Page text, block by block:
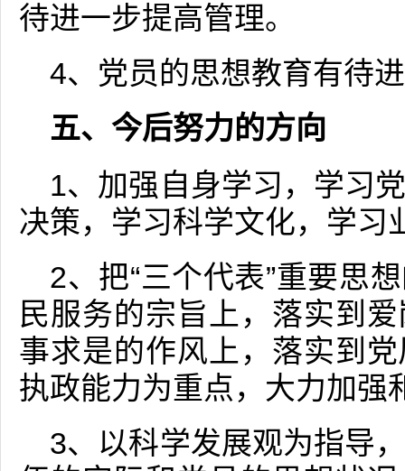
待进一步提高管理。
4、党员的思想教育有待
五、今后努力的方向
1、加强自身学习，学习
决策，学习科学文化，学习
2、把“三个代表”重要思
民服务的宗旨上，落实到
事求是的作风上，落实到
执政能力为重点，大力加强
3、以科学发展观为指导